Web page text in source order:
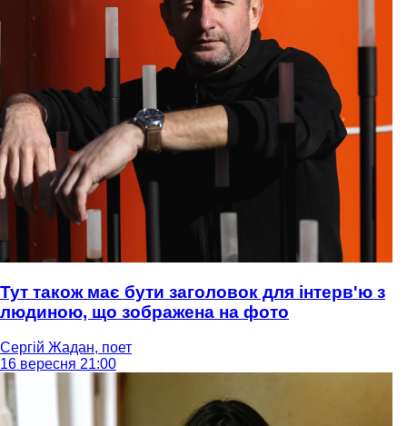
Тут також має бути заголовок для інтерв'ю з
людиною, що зображена на фото
Сергій Жадан, поет
16 вересня 21:00